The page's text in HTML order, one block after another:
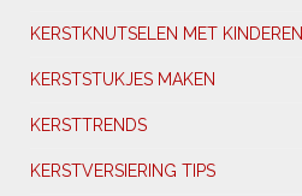
KERSTKNUTSELEN MET KINDEREN
KERSTSTUKJES MAKEN
KERSTTRENDS
KERSTVERSIERING TIPS